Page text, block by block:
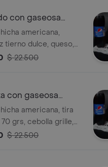
con gaseosa
americana,
tierno dulce, queso,
a elegir.
$ 22.500
con gaseosa
americana, tira
grs, cebolla grille,
gaseosa 400ml a
$ 22.500